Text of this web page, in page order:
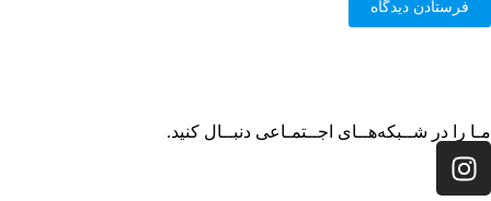
مـا را در شــبکه‌هــای اجــتمـاعی دنبــال کنید.